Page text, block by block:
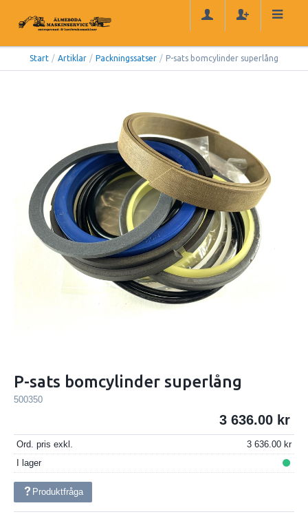
Start / Artiklar / Packningssatser / P-sats bomcylinder superlång
P-sats bomcylinder superlång
500350
3 636.00
Ord. pris exkl.
3 636.00
I lager
Produktfråga